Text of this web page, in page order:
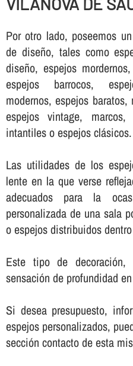
Por otro lado, poseemos
de diseño, tales como
diseño, espejos
espejos barrocos,
modernos, espejos
espejos vintage,
intantiles o espejos clásicos.
Las utilidades de los
lente en la que verse
adecuados para la
personalizada de una sala
o espejos distribuidos
Este tipo de decoración,
sensación de profundidad
Si desea presupuesto,
espejos personalizados,
sección contacto de esta